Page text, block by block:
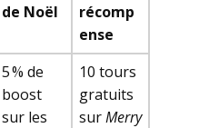
de Noël
récomp
ense
5 % de
boost
sur les
10 tours
gratuits
surMerry